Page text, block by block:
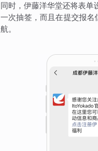
同时，伊藤洋华堂还将表单
一次抽签，而且在提交报
航。